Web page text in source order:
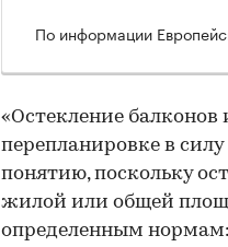
По информации
«Остекление
перепланировке в
понятию, поскольку
жилой или общей
определенным